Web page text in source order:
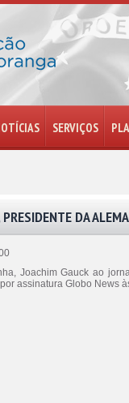
SERVIÇOS
DA
Joachim Gauck ao
assinatura Globo